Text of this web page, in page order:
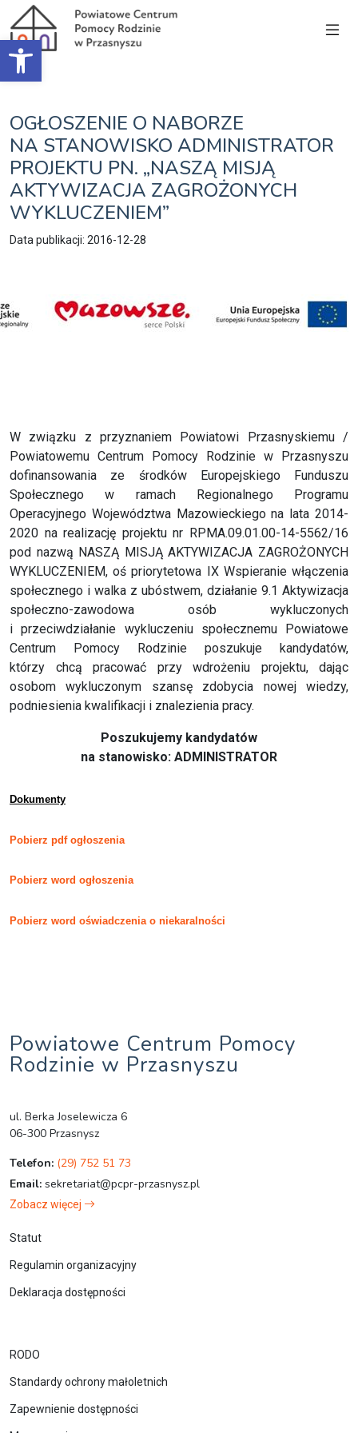
Open toolbar
OGŁOSZENIE O NABORZE
NA STANOWISKO ADMINISTRATOR
PROJEKTU PN. „NASZĄ MISJĄ
AKTYWIZACJA ZAGROŻONYCH
WYKLUCZENIEM”
Data publikacji: 2016-12-28
W związku z przyznaniem Powiatowi Przasnyskiemu /
Powiatowemu Centrum Pomocy Rodzinie w Przasnyszu
dofinansowania ze środków Europejskiego Funduszu
Społecznego w ramach Regionalnego Programu
Operacyjnego Województwa Mazowieckiego na lata 2014-
2020 na realizację projektu nr RPMA.09.01.00-14-5562/16
pod nazwą NASZĄ MISJĄ AKTYWIZACJA ZAGROŻONYCH
WYKLUCZENIEM, oś priorytetowa IX Wspieranie włączenia
społecznego i walka z ubóstwem, działanie 9.1 Aktywizacja
społeczno-zawodowa osób wykluczonych
i przeciwdziałanie wykluczeniu społecznemu Powiatowe
Centrum Pomocy Rodzinie poszukuje kandydatów,
którzy chcą pracować przy wdrożeniu projektu, dając
osobom wykluczonym szansę zdobycia nowej wiedzy,
podniesienia kwalifikacji i znalezienia pracy.
Poszukujemy kandydatów
na stanowisko: ADMINISTRATOR
Dokumenty
Pobierz pdf ogłoszenia
Pobierz word ogłoszenia
Pobierz word oświadczenia o niekaralności
Powiatowe Centrum Pomocy
Rodzinie w Przasnyszu
ul. Berka Joselewicza 6
06-300 Przasnysz
Telefon: (29) 752 51 73
Email: sekretariat@pcpr-przasnysz.pl
Zobacz więcej
Statut
Regulamin organizacyjny
Deklaracja dostępności
RODO
Standardy ochrony małoletnich
Zapewnienie dostępności